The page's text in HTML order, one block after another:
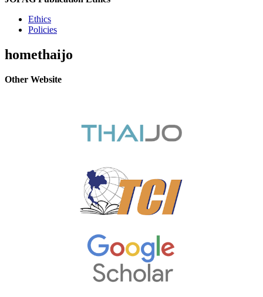
Ethics
Policies
homethaijo
Other Website